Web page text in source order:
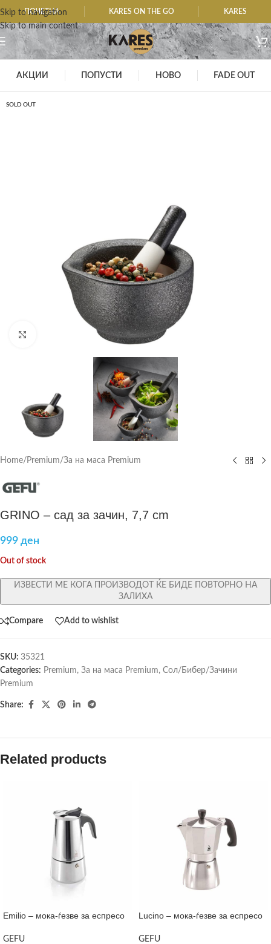
Skip to navigation
Skip to main content
ПОЧЕТНА KARES ON THE GO KARES
АКЦИИ ПОПУСТИ НОВО FADE OUT
SOLD OUT
Home/ Premium/За на маса Premium
GRINO – сад за зачин, 7,7 cm
999 ден
Out of stock
ИЗВЕСТИ МЕ КОГА ПРОИЗВОДОТ ЌЕ БИДЕ ПОВТОРНО НА
ЗАЛИХА
Compare Add to wishlist
SKU: 35321
Categories: Premium, За на маса Premium, Сол/Бибер/Зачини
Premium
Share:
Related products
Emilio – мока-ѓезве за еспресо
GEFU
Lucino – мока-ѓезве за еспресо
GEFU